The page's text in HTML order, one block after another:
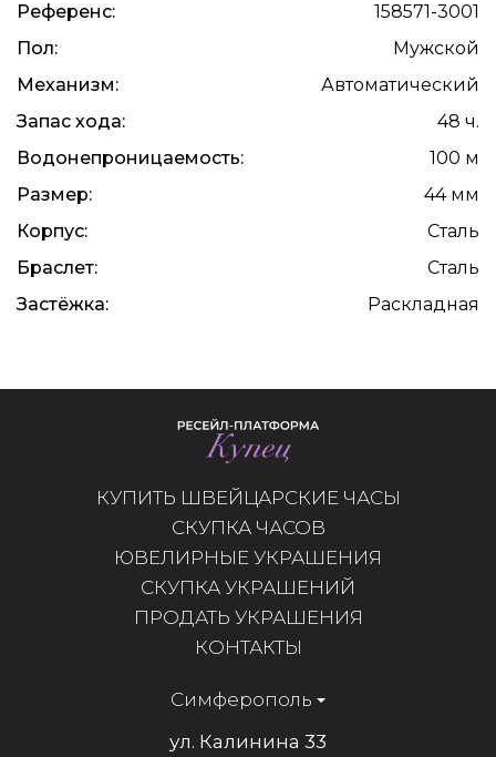
Референс:
158571-3001
Пол:
Мужской
Механизм:
Автоматический
Запас хода:
48 ч.
Водонепроницаемость:
100 м
Размер:
44 мм
Корпус:
Сталь
Браслет:
Сталь
Застёжка:
Раскладная
КУПИТЬ ШВЕЙЦАРСКИЕ ЧАСЫ
СКУПКА ЧАСОВ
ЮВЕЛИРНЫЕ УКРАШЕНИЯ
СКУПКА УКРАШЕНИЙ
ПРОДАТЬ УКРАШЕНИЯ
КОНТАКТЫ
Симферополь
ул. Калинина 33